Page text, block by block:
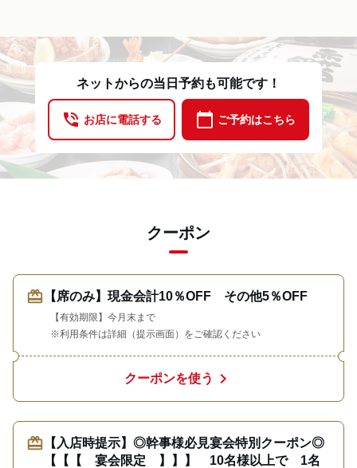
ネットからの当日予約も可能です！
phone_in_talk お店に電話する calendar_today ご予約はこちら
クーポン
redeem 【席のみ】現金会計10％OFF その他5％OFF
【有効期限】今月末まで
※利用条件は詳細（提示画面）をご確認ください
クーポンを使う chevron_right
redeem 【入店時提示】◎幹事様必見宴会特別クーポン◎
【【【 宴会限定 】】】 10名様以上で 1名